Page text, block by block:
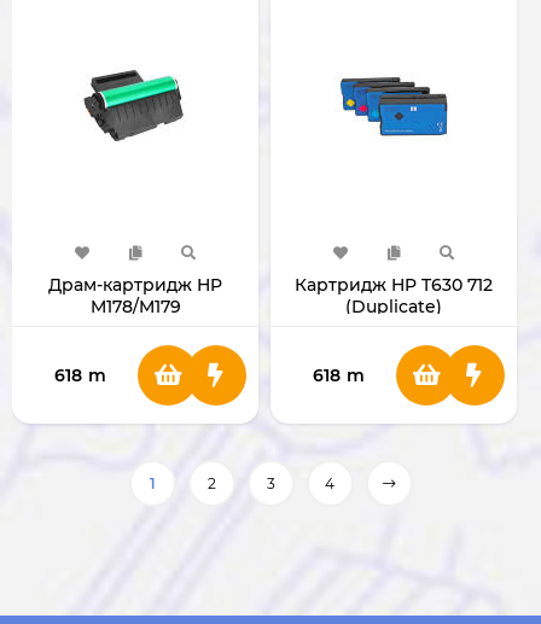
Драм-картридж HP
M178/M179
618 m
Картридж HP T630 712
(Duplicate)
618 m
1 2 3 4